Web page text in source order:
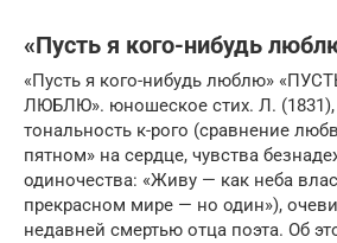
«Пусть я кого-нибудь
«Пусть я кого-нибудь люблю»
ЛЮБЛЮ». юношеское стих. Л. (1831),
тональность к-рого (сравнение
пятном» на сердце, чувства
одиночества: «Живу — как неба
прекрасном мире — но один»),
недавней смертью отца поэта. Об